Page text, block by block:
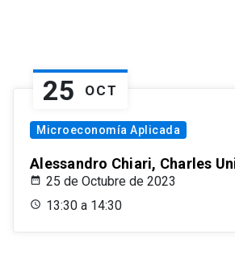
25 OCT
Microeconomía Aplicada
Alessandro Chiari, Charles
25 de Octubre de 2023
13:30 a 14:30